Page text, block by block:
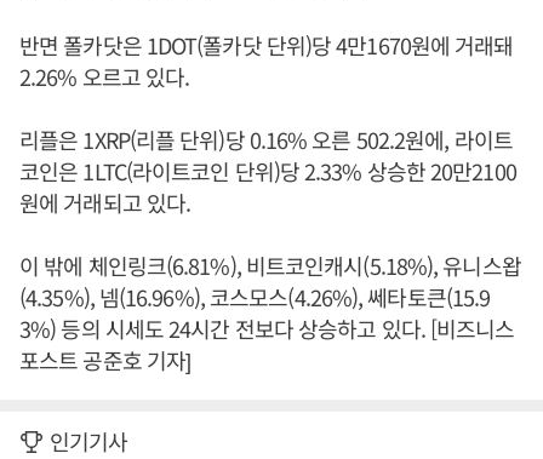
반면 폴카닷은 1DOT(폴카닷 단위)당 4만1670원에 거래돼
2.26% 오르고 있다.
리플은 1XRP(리플 단위)당 0.16% 오른 502.2원에, 라이트
코인은 1LTC(라이트코인 단위)당 2.33% 상승한 20만2100
원에 거래되고 있다.
이 밖에 체인링크(6.81%), 비트코인캐시(5.18%), 유니스왑
(4.35%), 넴(16.96%), 코스모스(4.26%), 쎄타토큰(15.9
3%) 등의 시세도 24시간 전보다 상승하고 있다. [비즈니스
포스트 공준호 기자]
인기기사